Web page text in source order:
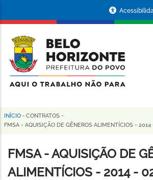
conteúdo
principal
da
Prefeitura
de
Horizonte
Trilha
navegação
INÍCIO - CONTRATOS -
FMSA - AQUISIÇÃO DE GÊNEROS ALIMENTÍCIOS -
FMSA - AQUISIÇÃO DE
ALIMENTÍCIOS - 2014 -